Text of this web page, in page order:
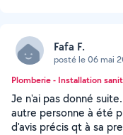
Fafa F.
posté le 06 mai
Plomberie - Installation
Je n'ai pas donné
autre personne à été
d'avis précis qt à sa